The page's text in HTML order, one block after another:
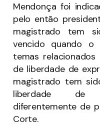
Mendonça foi
pelo então
magistrado tem
vencido quando o
temas
de liberdade de
magistrado tem
liberdade de
diferentemente de
Corte.